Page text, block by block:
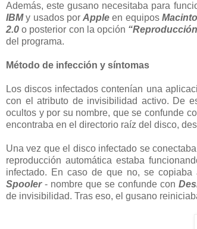
Además, este gusano necesitaba para
IBMy usados porApple en equipos
2.0 o posterior con la opción
del programa.
Método de infección y síntomas
Los discos infectados contenían una
con el atributo de invisibilidad activo. De
ocultos y por su nombre, que se confunde
encontraba en el directorio raíz del disco,
Una vez que el disco infectado se
reproducción automática estaba
infectado. En caso de que no, se
Spooler- nombre que se confunde con
de invisibilidad. Tras eso, el gusano